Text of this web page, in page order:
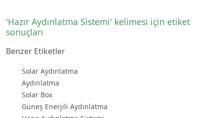
'Hazır Aydınlatma Sistemi' kelimesi için etiket
sonuçları
Benzer Etiketler
Solar Aydınlatma
Aydınlatma
Solar Box
Güneş Enerjili Aydınlatma